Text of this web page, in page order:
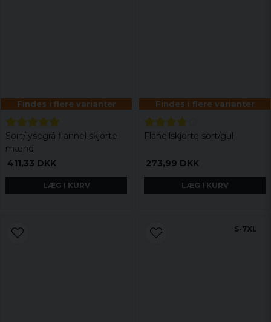
Findes i flere varianter
Sort/lysegrå flannel skjorte
mænd
411,33 DKK
LÆG I KURV
Findes i flere varianter
Flanellskjorte sort/gul
273,99 DKK
LÆG I KURV
S-7XL